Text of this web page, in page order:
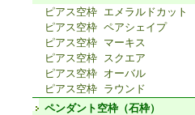
ピアス空枠 エメラルドカット
ピアス空枠 ペアシェイプ
ピアス空枠 マーキス
ピアス空枠 スクエア
ピアス空枠 オーバル
ピアス空枠 ラウンド
ペンダント空枠（石枠）